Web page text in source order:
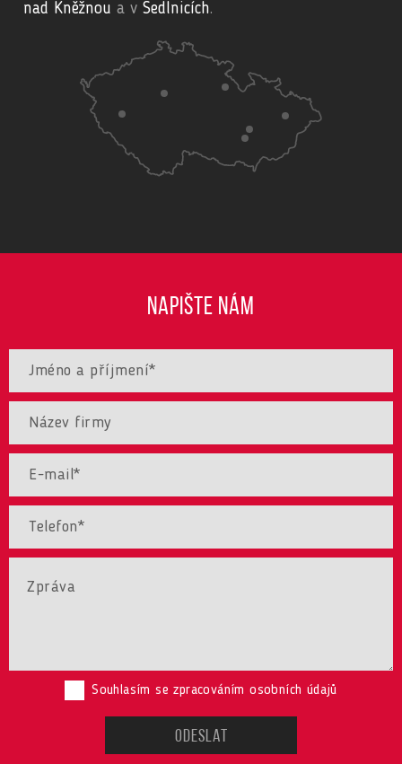
nad Kněžnou a v Sedlnicích.
NAPIŠTE NÁM
Souhlasím se zpracováním osobních údajů